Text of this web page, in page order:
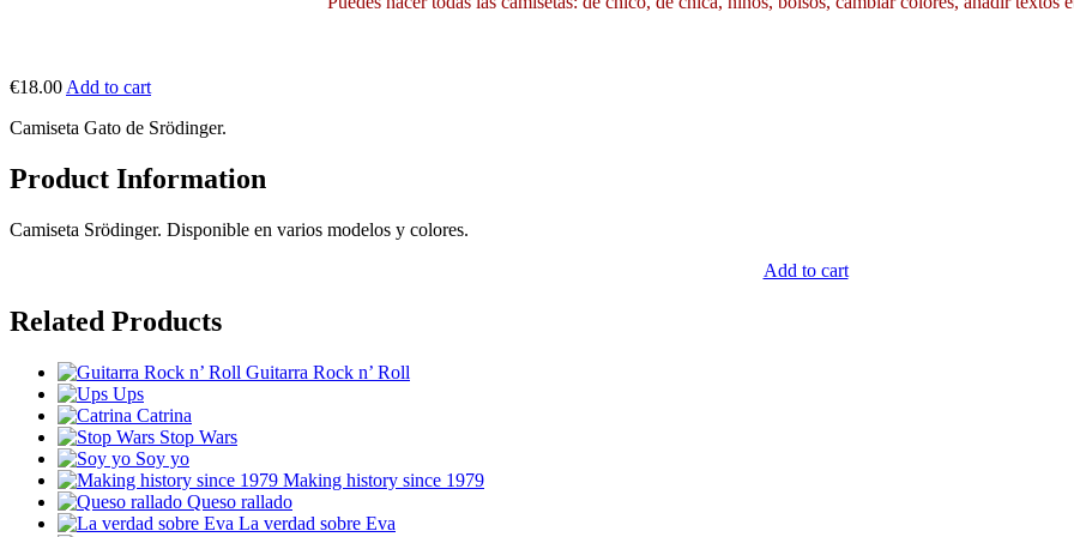
€18.00 Add to cart
Camiseta Gato de Srödinger.
Product Information
Camiseta Srödinger. Disponible en varios modelos y colores.
Add to cart
Related Products
Guitarra Rock n’ Roll
Ups
Catrina
Stop Wars
Soy yo
Making history since 1979
Queso rallado
La verdad sobre Eva